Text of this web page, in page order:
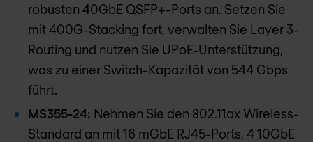
robusten 40GbE QSFP+-Ports an. Setzen Sie
mit 400G-Stacking fort, verwalten Sie Layer 3-
Routing und nutzen Sie UPoE-Unterstützung,
was zu einer Switch-Kapazität von 544 Gbps
führt.
MS355-24: Nehmen Sie den 802.11ax Wireless-
Standard an mit 16 mGbE RJ45-Ports, 4 10GbE